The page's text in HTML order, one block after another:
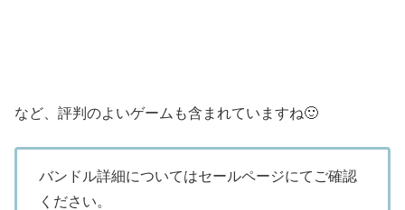
など、評判のよいゲームも含まれていますね🙂
バンドル詳細についてはセールページにてご確認
ください。